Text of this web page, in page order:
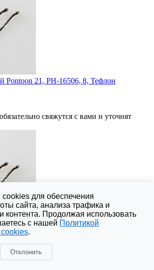
Pontoon 21, PH-16506, 8, Тефлон
свяжутся с вами и уточнят
Pontoon 21, PH-16506, 7, Тефлон
для обеспечения
сайта, анализа трафика и
контента. Продолжая использовать
с нашей Политикой
cookies.
Отклонить